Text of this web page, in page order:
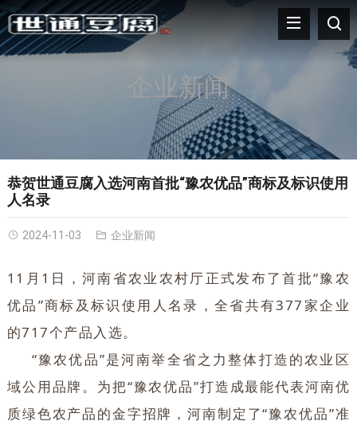
企业新闻
恭贺世通豆腐入选河南首批“豫农优品”商标及标识使用
人名录
2024-11-03 企业新闻
11月1日，河南省农业农村厅正式发布了首批“豫农
优品”商标及标识使用人名录，全省共有377家企业
的717个产品入选。
“豫农优品”是河南举全省之力整体打造的农业区
域公用品牌。为把“豫农优品”打造成最能代表河南优
质绿色农产品的金字招牌，河南制定了“豫农优品”准